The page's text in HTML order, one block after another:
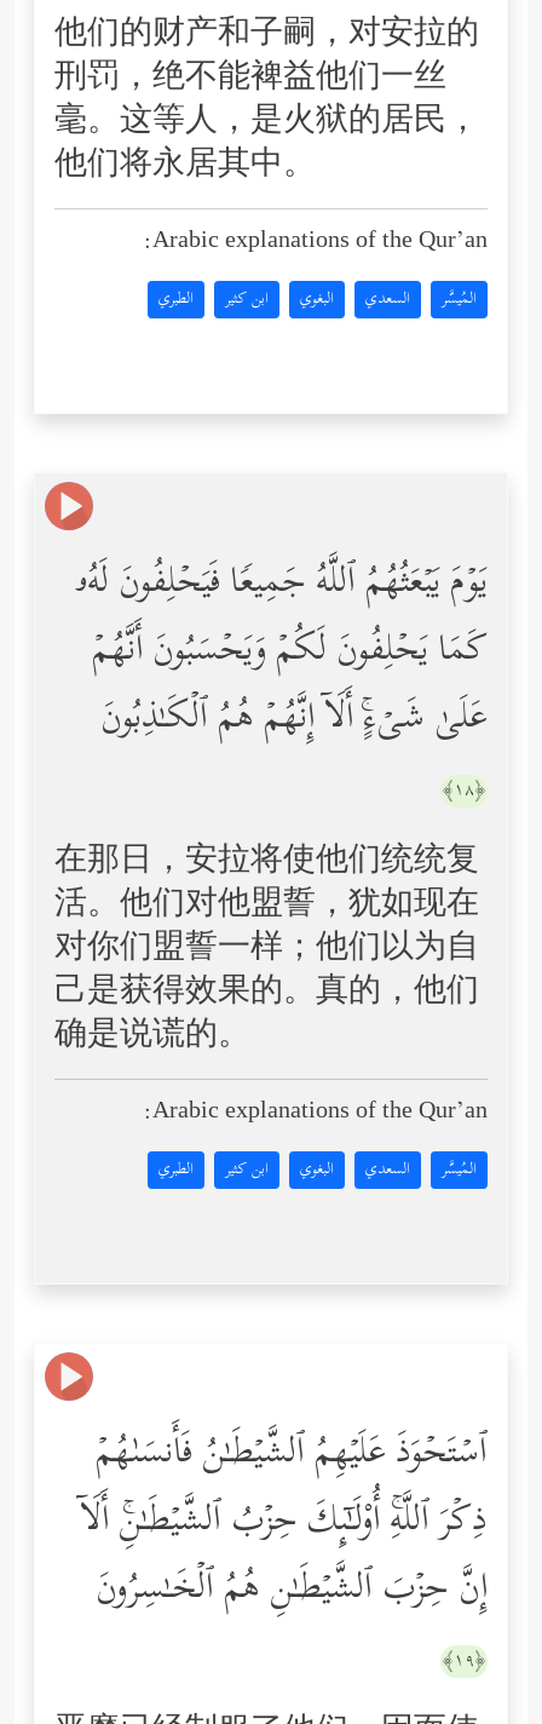
他们的财产和子嗣，对安拉的
刑罚，绝不能裨益他们一丝
毫。这等人，是火狱的居民，
他们将永居其中。
Arabic explanations of the Qur’an:
المُيسَّر السعدي البغوي ابن كثير الطبري
یَوۡمَ یَبۡعَثُهُمُ ٱللَّهُ جَمِیعࣰا فَیَحۡلِفُونَ لَهُۥ
كَمَا یَحۡلِفُونَ لَكُمۡ وَیَحۡسَبُونَ أَنَّهُمۡ
عَلَىٰ شَیۡءٍۚ أَلَاۤ إِنَّهُمۡ هُمُ ٱلۡكَـٰذِبُونَ
﴿١٨﴾
在那日，安拉将使他们统统复
活。他们对他盟誓，犹如现在
对你们盟誓一样；他们以为自
己是获得效果的。真的，他们
确是说谎的。
Arabic explanations of the Qur’an:
المُيسَّر السعدي البغوي ابن كثير الطبري
ٱسۡتَحۡوَذَ عَلَیۡهِمُ ٱلشَّیۡطَـٰنُ فَأَنسَىٰهُمۡ
ذِكۡرَ ٱللَّهِۚ أُوْلَـٰۤىِٕكَ حِزۡبُ ٱلشَّیۡطَـٰنِۚ أَلَاۤ
إِنَّ حِزۡبَ ٱلشَّیۡطَـٰنِ هُمُ ٱلۡخَـٰسِرُونَ
﴿١٩﴾